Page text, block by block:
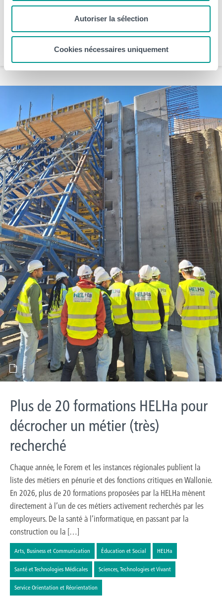
Autoriser la sélection
Cookies nécessaires uniquement
indispensables pour intégrer rapidement le monde du travail. Être
Plus de 20 formations HELHa pour
décrocher un métier (très)
recherché
Chaque année, le Forem et les instances régionales publient la
liste des métiers en pénurie et des fonctions critiques en Wallonie.
En 2026, plus de 20 formations proposées par la HELHa mènent
directement à l’un de ces métiers activement recherchés par les
employeurs. De la santé à l’informatique, en passant par la
construction ou la […]
Arts, Business et Communication Éducation et Social HELHa
Santé et Technologies Médicales Sciences, Technologies et Vivant
Service Orientation et Réorientation